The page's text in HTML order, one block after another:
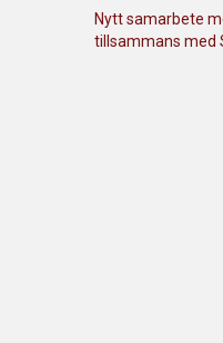
Nytt samarbete
tillsammans med